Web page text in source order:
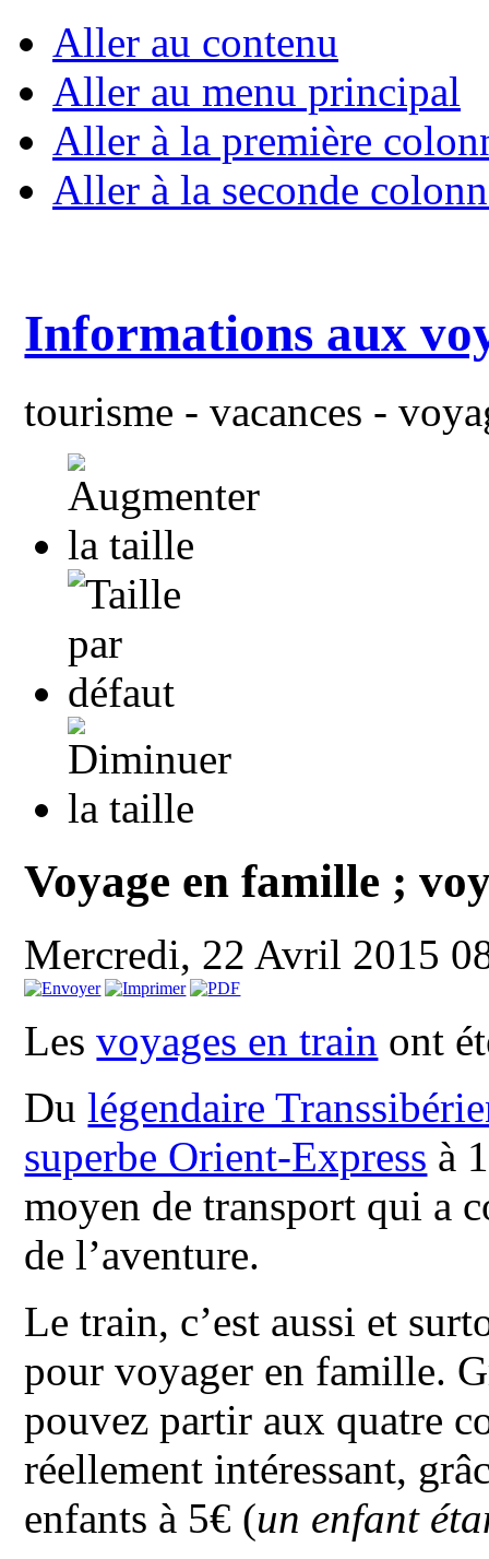
Aller au contenu
Aller au menu principal
Aller à la première
Aller à la seconde
Informations aux
tourisme - vacances -
Voyage en famille ;
Mercredi, 22 Avril 2015
Lesvoyages en train ont
Dulégendaire
superbe Orient-Express à
moyen de transport qui a
de l’aventure.
Le train, c’est aussi et
pour voyager en famille.
pouvez partir aux quatre
réellement intéressant,
enfants à 5€ (un enfant